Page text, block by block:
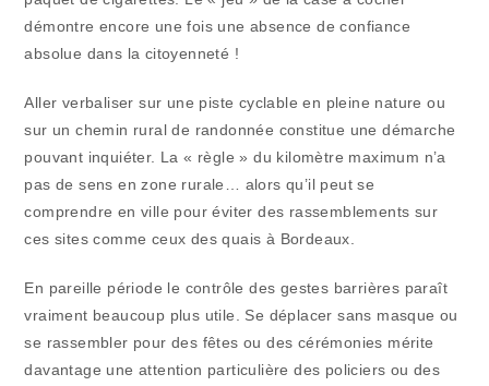
démontre encore une fois une absence de confiance
absolue dans la citoyenneté !
Aller verbaliser sur une piste cyclable en pleine nature ou
sur un chemin rural de randonnée constitue une démarche
pouvant inquiéter. La « règle » du kilomètre maximum n’a
pas de sens en zone rurale… alors qu’il peut se
comprendre en ville pour éviter des rassemblements sur
ces sites comme ceux des quais à Bordeaux.
En pareille période le contrôle des gestes barrières paraît
vraiment beaucoup plus utile. Se déplacer sans masque ou
se rassembler pour des fêtes ou des cérémonies mérite
davantage une attention particulière des policiers ou des